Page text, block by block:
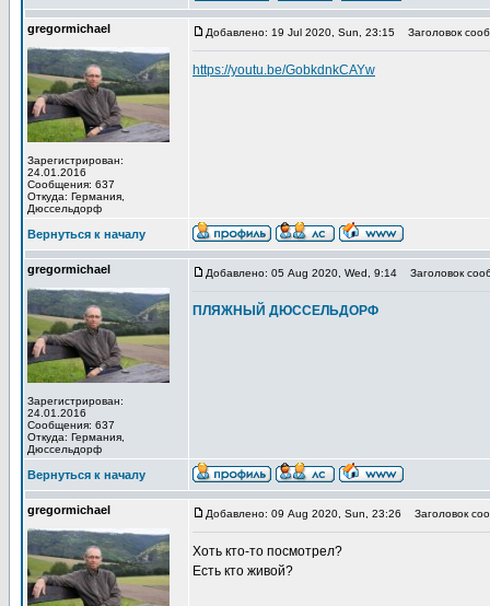
gregormichael
Зарегистрирован:
24.01.2016
Сообщения: 637
Откуда: Германия,
Дюссельдорф
Добавлено: 19 Jul 2020, Sun, 23:15 Заголовок
https://youtu.be/GobkdnkCAYw
Вернуться к началу
gregormichael
Зарегистрирован:
24.01.2016
Сообщения: 637
Откуда: Германия,
Дюссельдорф
Добавлено: 05 Aug 2020, Wed, 9:14 Заголовок
ПЛЯЖНЫЙ ДЮССЕЛЬДОРФ
Вернуться к началу
gregormichael Добавлено: 09 Aug 2020, Sun, 23:26 Заголовок
Хоть кто-то посмотрел?
Есть кто живой?